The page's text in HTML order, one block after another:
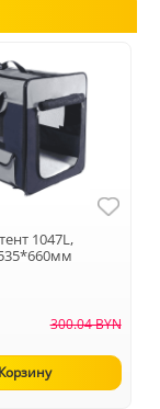
1047L,
300.04 BYN